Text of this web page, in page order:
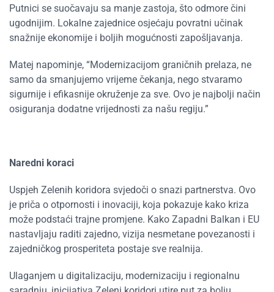
Putnici se suočavaju sa manje zastoja, što odmore čini
ugodnijim. Lokalne zajednice osjećaju povratni učinak
snažnije ekonomije i boljih mogućnosti zapošljavanja.
Matej napominje, “Modernizacijom graničnih prelaza, ne
samo da smanjujemo vrijeme čekanja, nego stvaramo
sigurnije i efikasnije okruženje za sve. Ovo je najbolji način
osiguranja dodatne vrijednosti za našu regiju.”
Naredni koraci
Uspjeh Zelenih koridora svjedoči o snazi partnerstva. Ovo
je priča o otpornosti i inovaciji, koja pokazuje kako kriza
može podstaći trajne promjene. Kako Zapadni Balkan i EU
nastavljaju raditi zajedno, vizija nesmetane povezanosti i
zajedničkog prosperiteta postaje sve realnija.
Ulaganjem u digitalizaciju, modernizaciju i regionalnu